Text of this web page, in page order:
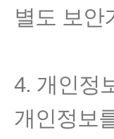
별도 보안
4. 개인정
개인정보